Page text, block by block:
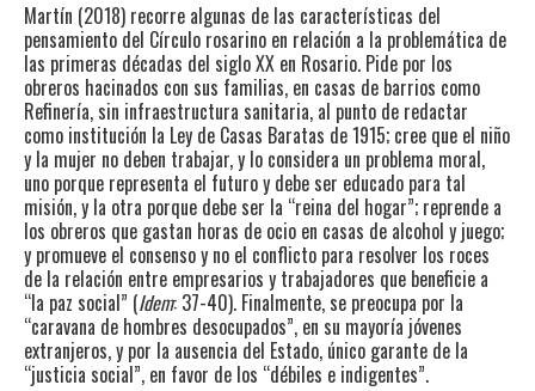
Martín (2018) recorre algunas de las características del
pensamiento del Círculo rosarino en relación a la problemática de
las primeras décadas del siglo XX en Rosario. Pide por los
obreros hacinados con sus familias, en casas de barrios como
Refinería, sin infraestructura sanitaria, al punto de redactar
como institución la Ley de Casas Baratas de 1915; cree que el niño
y la mujer no deben trabajar, y lo considera un problema moral,
uno porque representa el futuro y debe ser educado para tal
misión, y la otra porque debe ser la “reina del hogar”; reprende a
los obreros que gastan horas de ocio en casas de alcohol y juego;
y promueve el consenso y no el conflicto para resolver los roces
de la relación entre empresarios y trabajadores que beneficie a
“la paz social” (Idem: 37-40). Finalmente, se preocupa por la
“caravana de hombres desocupados”, en su mayoría jóvenes
extranjeros, y por la ausencia del Estado, único garante de la
“justicia social”, en favor de los “débiles e indigentes”.